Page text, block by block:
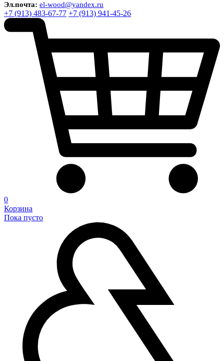
Эл.почта: el-wood@yandex.ru
+7 (913) 483-67-77 +7 (913) 941-45-26
0
Корзина
Пока пусто